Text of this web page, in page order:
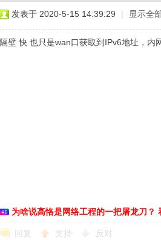
发表于 2020-5-15 14:39:29 | 显示全
隔壁 快 也只是wan口获取到IPv6地址，
为啥说高恪是网络工程的一把屠龙刀？
回复 支持 反对